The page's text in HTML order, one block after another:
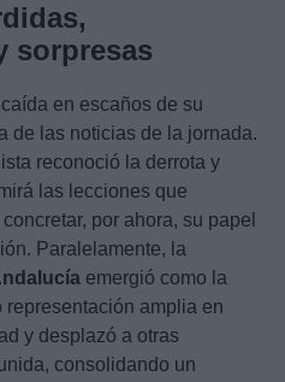
sorpresas
en escaños de su
de las noticias de la jornada.
reconoció la derrota y
las lecciones que
por ahora, su papel
Paralelamente, la
emergió como la
amplia en
y desplazó a otras
consolidando un